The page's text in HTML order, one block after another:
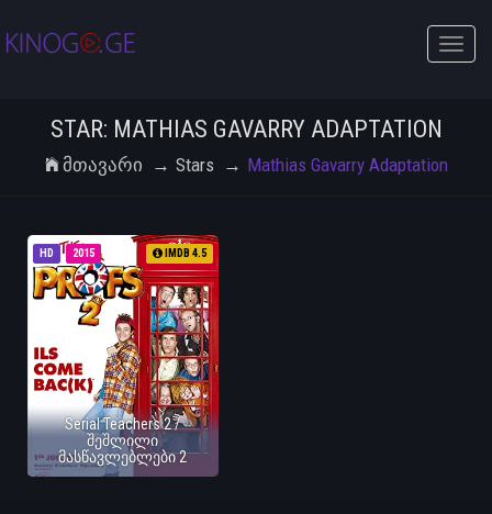
Toggle
STAR: MATHIAS GAVARRY ADAPTATION
Მთავარი Stars Mathias Gavarry Adaptation
HD 2015 IMDB 4.5
Serial Teachers 2 /
შეშლილი
მასწავლებლები 2